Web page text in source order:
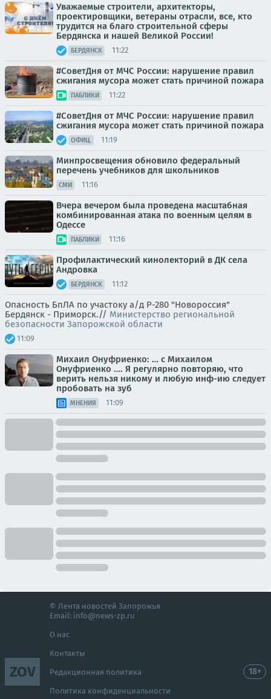
Уважаемые строители, архитекторы,
проектировщики, ветераны отрасли, все, кто
трудится на благо строительной сферы
Бердянска и нашей Великой России!
БЕРДЯНСК 11:22
#СоветДня от МЧС России: нарушение правил
сжигания мусора может стать причиной пожара
ПАБЛИКИ 11:22
#СoвeтДня oт МЧС Рoссии: нарушение правил
сжигания мусора может стать причиной пожара
ОФИЦ. 11:19
Минпросвещения обновило федеральный
перечень учебников для школьников
СМИ 11:16
Вчера вечером была проведена масштабная
комбинированная атака по военным целям в
Одессе
ПАБЛИКИ 11:16
Профилактический кинолекторий в ДК села
Андровка
БЕРДЯНСК 11:12
Опасность БпЛА по участоку а/д Р-280 "Новороссия"
Бердянск - Приморск.// Министерство региональной
безопасности Запорожской области
11:09
Михаил Онуфриенко: … с Михаилом
Онуфриенко …. Я регулярно повторяю, что
верить нельзя никому и любую инф-ию следует
пробовать на зуб
МНЕНИЯ 11:09
ZOV
© Лента новостей Запорожья
Email: info@news-zp.ru
О нас
Контакты
Редакционная политика
Политика конфиденциальности
18+